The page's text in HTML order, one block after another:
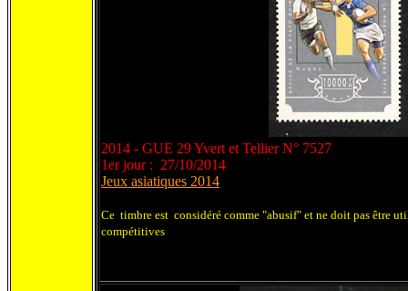
2014 - GUE 29 Yvert et Tellier N° 7527
1er jour : 27/10/2014
Jeux asiatiques 2014
Ce timbre est considéré comme "abusif" et ne doit pas être
compétitives